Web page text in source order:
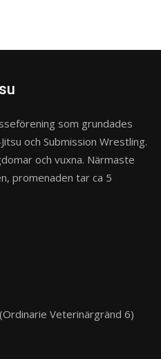
som grundades
och Submission Wrestling.
och vuxna. Närmaste
promenaden tar ca 5
Veterinärgränd 6)